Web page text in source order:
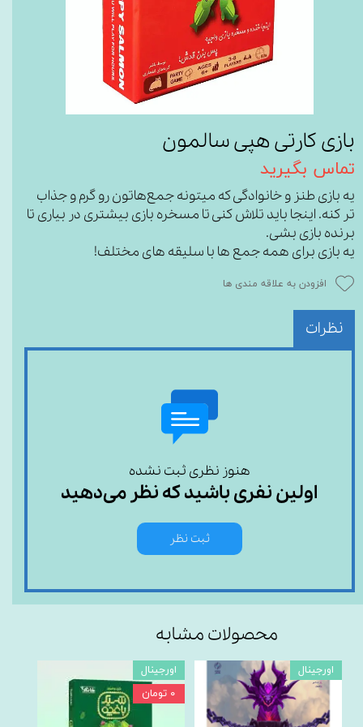
بازی کارتی هپی سالمون
تماس بگیرید
یه بازی طنز و خانوادگی که میتونه جمع‌هاتون رو گرم و جذاب
تر کنه. اینجا باید تلاش کنی تا مسخره بازی بیشتری در بیاری تا
برنده بازی بشی.
یه بازی برای همه جمع ها با سلیقه های مختلف!
افزودن به علاقه مندی ها
نظرات
هنوز نظری ثبت نشده
اولین نفری باشید که نظر می‌دهید
ثبت نظر
اورجینال
۰ تومان
اورجینال
محصولات مشابه